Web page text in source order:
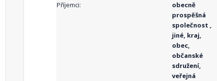
Příjemci:
obecně
prospěšná
společnost ,
jiné, kraj,
obec,
občanské
sdružení,
veřejná